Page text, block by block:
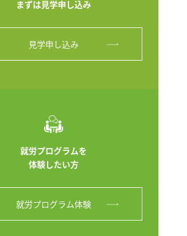
まずは見学申し込み
見学申し込み
就労プログラムを
体験したい方
就労プログラム体験